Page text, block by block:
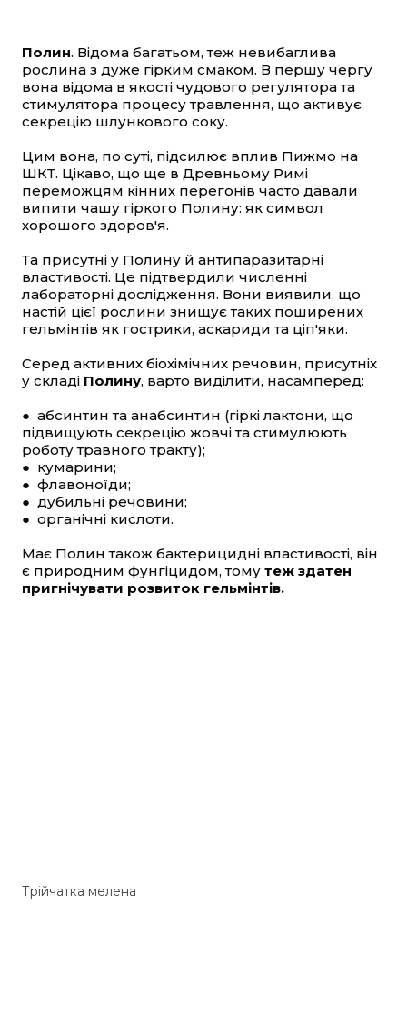
Полин. Відома багатьом, теж невибаглива
рослина з дуже гірким смаком. В першу чергу
вона відома в якості чудового регулятора та
стимулятора процесу травлення, що активує
секрецію шлункового соку.
Цим вона, по суті, підсилює вплив Пижмо на
ШКТ. Цікаво, що ще в Древньому Римі
переможцям кінних перегонів часто давали
випити чашу гіркого Полину: як символ
хорошого здоров'я.
Та присутні у Полину й антипаразитарні
властивості. Це підтвердили численні
лабораторні дослідження. Вони виявили, що
настій цієї рослини знищує таких поширених
гельмінтів як гострики, аскариди та ціп'яки.
Серед активних біохімічних речовин, присутніх
у складі Полину, варто виділити, насамперед:
● абсинтин та анабсинтин (гіркі лактони, що
підвищують секрецію жовчі та стимулюють
роботу травного тракту);
● кумарини;
● флавоноїди;
● дубильні речовини;
● органічні кислоти.
Має Полин також бактерицидні властивості, він
є природним фунгіцидом, тому теж здатен
пригнічувати розвиток гельмінтів.
Трійчатка мелена